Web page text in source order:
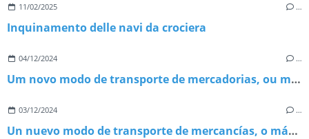
11/02/2025 …
Inquinamento delle navi da crociera
04/12/2024 …
Um novo modo de transporte de mercadorias, ou melhor, um regresso à navegação
03/12/2024 …
Un nuevo modo de transporte de mercancías, o más bien el regreso a la navegación